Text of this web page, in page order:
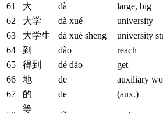
61
大 dà
large, big
62
大学 dà xué
university
63
大学生 dà xué shēng
university
64
到 dào
reach
65
得到 dé dào
get
66
地 de
auxiliary
67
的 de (aux.)
等